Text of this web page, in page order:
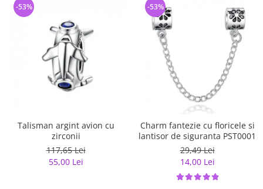
Talisman argint avion cu
zirconii
117,65 Lei
55,00 Lei
-53%
Charm fantezie cu floricele si
lantisor de siguranta PST0001
29,49 Lei
14,00 Lei
-53%